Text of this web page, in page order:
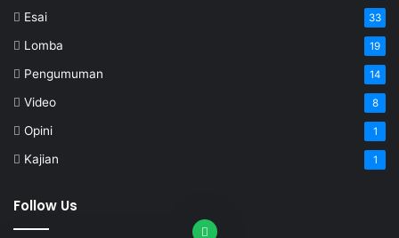
Esai 33
Lomba 19
Pengumuman 14
Video 8
Opini 1
Kajian 1
Follow Us